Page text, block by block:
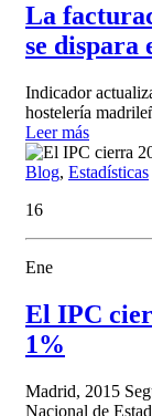
La
se dispara
Indicador
hostelería
Leer más
Blog, Estadísticas
16
Ene
El IPC
1%
Madrid, 2015
Nacional de